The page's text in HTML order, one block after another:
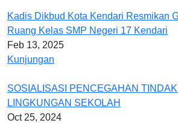
Kadis Dikbud Kota Kendari Resmikan
Ruang Kelas SMP Negeri 17 Kendari
Feb 13, 2025
Kunjungan
SOSIALISASI PENCEGAHAN TINDAK
LINGKUNGAN SEKOLAH
Oct 25, 2024